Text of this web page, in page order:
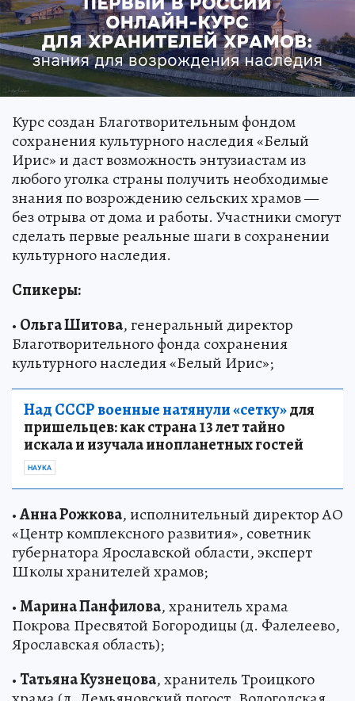
Курс создан Благотворительным фондом
сохранения культурного наследия «Белый
Ирис» и даст возможность энтузиастам из
любого уголка страны получить необходимые
знания по возрождению сельских храмов —
без отрыва от дома и работы. Участники смогут
сделать первые реальные шаги в сохранении
культурного наследия.
Спикеры:
• Ольга Шитова, генеральный директор
Благотворительного фонда сохранения
культурного наследия «Белый Ирис»;
Над СССР военные натянули «сетку»для
пришельцев: как страна 13 лет тайно
искала и изучала инопланетных гостей
НАУКА
•Анна Рожкова, исполнительный директор АО
«Центр комплексного развития», советник
губернатора Ярославской области, эксперт
Школы хранителей храмов;
•Марина Панфилова, хранитель храма
Покрова Пресвятой Богородицы (д. Фалелеево,
Ярославская область);
• Татьяна Кузнецова, хранитель Троицкого